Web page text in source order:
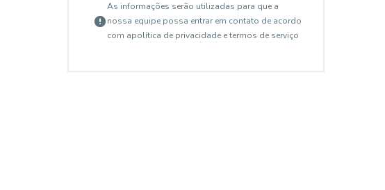
As informações serão utilizadas para que a
nossa equipe possa entrar em contato de acordo
com apolítica de privacidade e termos de serviço